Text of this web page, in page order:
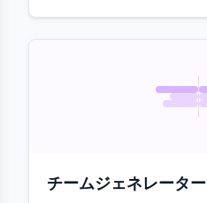
チームジェネレーター